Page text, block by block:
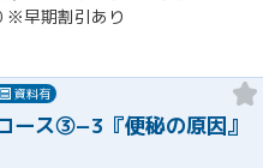
※早期割引あり
資料有
ース③−3『便秘の原因』